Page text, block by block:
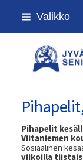
Siirry
sivun
Valikko
Pihapelit
Viitaniemen
Sosiaalinen
viikoilla